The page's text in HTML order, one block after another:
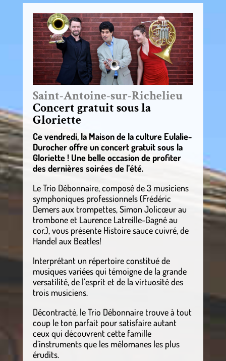
Saint-Antoine-sur-Richelieu
Concert gratuit sous la
Gloriette
Ce vendredi, la Maison de la culture Eulalie-
Durocher offre un concert gratuit sous la
Gloriette ! Une belle occasion de profiter
des dernières soirées de l’été.
Le Trio Débonnaire, composé de 3 musiciens
symphoniques professionnels (Frédéric
Demers aux trompettes, Simon Jolicœur au
trombone et Laurence Latreille-Gagné au
cor.), vous présente Histoire sauce cuivré, de
Handel aux Beatles!
Interprétant un répertoire constitué de
musiques variées qui témoigne de la grande
versatilité, de l’esprit et de la virtuosité des
trois musiciens.
Décontracté, le Trio Débonnaire trouve à tout
coup le ton parfait pour satisfaire autant
ceux qui découvrent cette famille
d’instruments que les mélomanes les plus
érudits.